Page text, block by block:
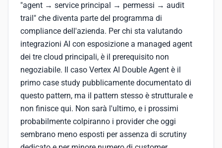
"agent → service principal → permessi → audit
trail" che diventa parte del programma di
compliance dell'azienda. Per chi sta valutando
integrazioni AI con esposizione a managed agent
dei tre cloud principali, è il prerequisito non
negoziabile. Il caso Vertex AI Double Agent è il
primo case study pubblicamente documentato di
questo pattern, ma il pattern stesso è strutturale e
non finisce qui. Non sarà l'ultimo, e i prossimi
probabilmente colpiranno i provider che oggi
sembrano meno esposti per assenza di scrutiny